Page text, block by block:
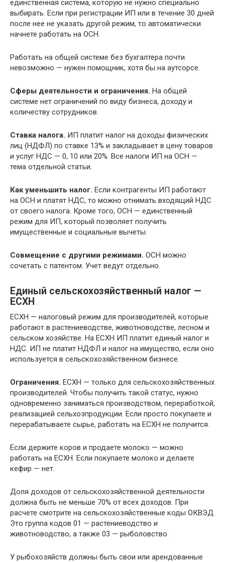
единственная система, которую не нужно специально
выбирать. Если при регистрации ИП или в течение 30 дней
после нее не указать другой режим, то автоматически
начнете работать на ОСН.
Работать на общей системе без бухгалтера почти
невозможно — нужен помощник, хотя бы на аутсорсе.
Сферы деятельности и ограничения. На общей
системе нет ограничений по виду бизнеса, доходу и
количеству сотрудников.
Ставка налога. ИП платит налог на доходы физических
лиц (НДФЛ) по ставке 13% и закладывает в цену товаров
и услуг НДС — 0, 10 или 20%. Все налоги ИП на ОСН —
тема отдельной статьи.
Как уменьшить налог. Если контрагенты ИП работают
на ОСН и платят НДС, то можно отнимать входящий НДС
от своего налога. Кроме того, ОСН — единственный
режим для ИП, который позволяет получить
имущественные и социальные вычеты.
Совмещение с другими режимами. ОСН можно
сочетать с патентом. Учет ведут отдельно.
Единый сельскохозяйственный налог —
ЕСХН
ЕСХН — налоговый режим для производителей, которые
работают в растениеводстве, животноводстве, лесном и
сельском хозяйстве. На ЕСХН ИП платит единый налог и
НДС. ИП не платит НДФЛ и налог на имущество, если оно
используется в сельскохозяйственном бизнесе.
Ограничения. ЕСХН — только для сельскохозяйственных
производителей. Чтобы получить такой статус, нужно
одновременно заниматься производством, переработкой,
реализацией сельхозпродукции. Если просто покупаете и
перерабатываете сырье, работать на ЕСХН не получится.
Если держите коров и продаете молоко — можно
работать на ЕСХН. Если покупаете молоко и делаете
кефир — нет.
Доля доходов от сельскохозяйственной деятельности
должна быть не меньше 70% от всех доходов. При
расчете смотрите на сельскохозяйственные коды ОКВЭД.
Это группа кодов 01 — растениеводство и
животноводство, а также 03 — рыболовство.
У рыбохозяйств должны быть свои или арендованные